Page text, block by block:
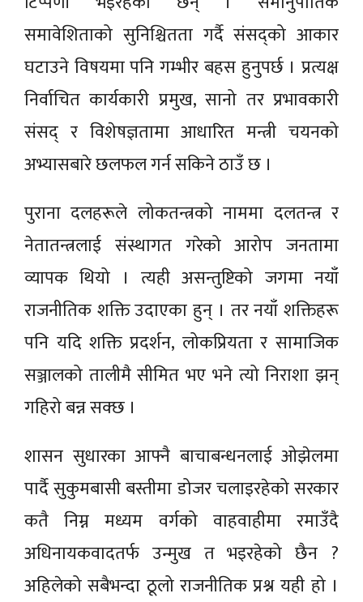
समावेशिताको सुनिश्चितता गर्दै संसद्को आकार
घटाउने विषयमा पनि गम्भीर बहस हुनुपर्छ । प्रत्यक्ष
निर्वाचित कार्यकारी प्रमुख, सानो तर प्रभावकारी
संसद् र विशेषज्ञतामा आधारित मन्त्री चयनको
अभ्यासबारे छलफल गर्न सकिने ठाउँ छ ।
पुराना दलहरूले लोकतन्त्रको नाममा दलतन्त्र र
नेतातन्त्रलाई संस्थागत गरेको आरोप जनतामा
व्यापक थियो । त्यही असन्तुष्टिको जगमा नयाँ
राजनीतिक शक्ति उदाएका हुन् । तर नयाँ शक्तिहरू
पनि यदि शक्ति प्रदर्शन, लोकप्रियता र सामाजिक
सञ्जालको तालीमै सीमित भए भने त्यो निराशा झन्
गहिरो बन्न सक्छ ।
शासन सुधारका आफ्नै बाचाबन्धनलाई ओझेलमा
पार्दै सुकुमबासी बस्तीमा डोजर चलाइरहेको सरकार
कतै निम्न मध्यम वर्गको वाहवाहीमा रमाउँदै
अधिनायकवादतर्फ उन्मुख त भइरहेको छैन ?
अहिलेको सबैभन्दा ठूलो राजनीतिक प्रश्न यही हो ।